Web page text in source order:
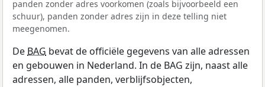
panden zonder adres voorkomen (zoals bijvoorbeeld een
schuur), panden zonder adres zijn in deze telling niet
meegenomen.
De BAG bevat de officiële gegevens van alle adressen
en gebouwen in Nederland. In de BAG zijn, naast alle
adressen, alle panden, verblijfsobjecten,